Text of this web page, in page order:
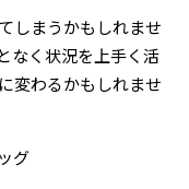
しまうかもしれませ
なく状況を上手く活
変わるかもしれませ
グ